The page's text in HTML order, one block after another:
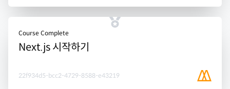
Course Complete
Next.js 시작하기
22f934d5-bcc2-4729-8588-e43219